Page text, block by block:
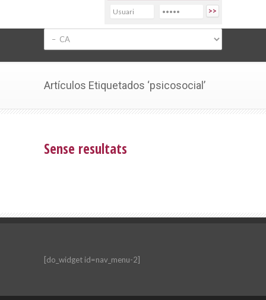
Artículos Etiquetados ‘psicosocial’
Sense resultats
[do_widget id=nav_menu-2]